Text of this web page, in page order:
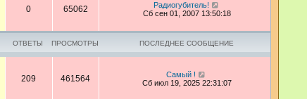
0 65062
Радиогубитель!
Сб сен 01, 2007 13:50:18
ОТВЕТЫ ПРОСМОТРЫ ПОСЛЕДНЕЕ СООБЩЕНИЕ
209 461564
Самый !
Сб июл 19, 2025 22:31:07